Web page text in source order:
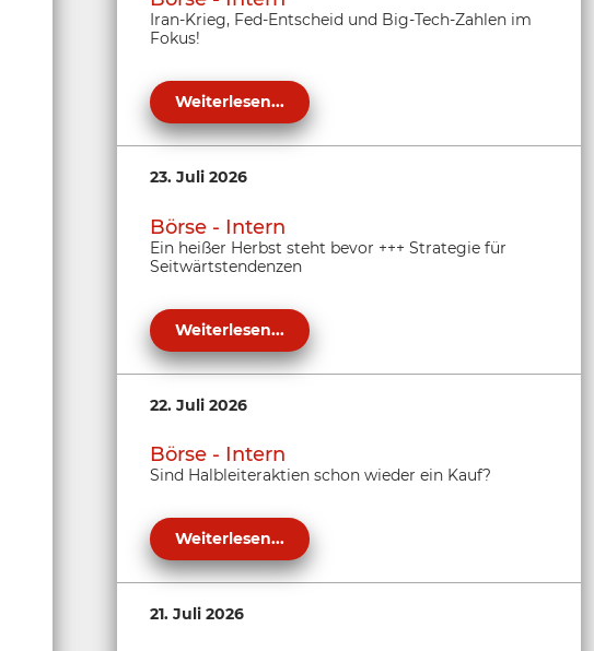
Iran-Krieg, Fed-Entscheid und Big-Tech-Zahlen im
Fokus!
Weiterlesen...
23. Juli 2026
Börse - Intern
Ein heißer Herbst steht bevor +++ Strategie für
Seitwärtstendenzen
Weiterlesen...
22. Juli 2026
Börse - Intern
Sind Halbleiteraktien schon wieder ein Kauf?
Weiterlesen...
21. Juli 2026